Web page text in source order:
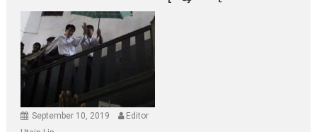
September 10, 2019
Editor